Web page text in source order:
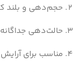
حجم‌دهی و بلند
حالت‌دهی
مناسب برای